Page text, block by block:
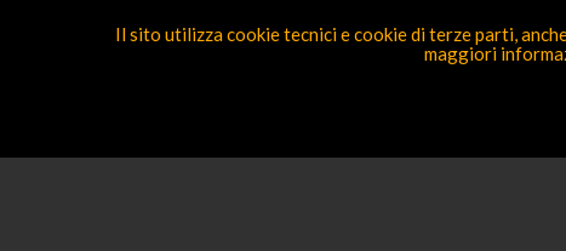
Il sito utilizza cookie tecnici e cookie di terze parti,
maggiori